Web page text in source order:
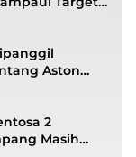
Aston
2
Masih